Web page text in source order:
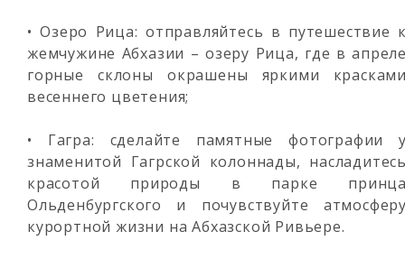
• Озеро Рица: отправляйтесь в путешествие
жемчужине Абхазии – озеру Рица, где в
горные склоны окрашены яркими
весеннего цветения;
• Гагра: сделайте памятные фотографии
знаменитой Гагрской колоннады,
красотой природы в парке
Ольденбургского и почувствуйте
курортной жизни на Абхазской Ривьере.